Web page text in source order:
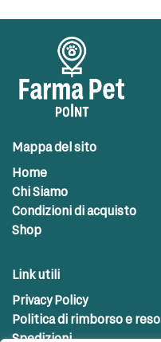
Mappa del sito
Home
Chi Siamo
Condizioni di acquisto
Shop
Link utili
Privacy Policy
Politica di rimborso e reso
Spedizioni